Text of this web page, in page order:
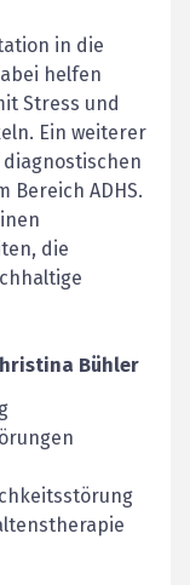
in die
helfen
Stress und
Ein weiterer
Bereich ADHS.
die
Bühler